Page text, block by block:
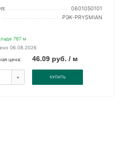
0601050101
РЭК-PRYSMIAN
787 м
06.08.2026
цена: 46.09 руб. / м
+ КУПИТЬ